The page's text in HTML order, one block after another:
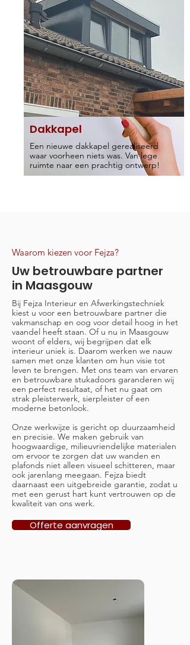
Dakkapel
Een nieuwe dakkapel gerealiseerd
waar voorheen niets was. Van lege
ruimte naar een prachtig ontwerp!
Waarom kiezen voor Fejza?
Uw betrouwbare partner
in Maasgouw
Bij Fejza Interieur en Afwerkingstechniek
kiest u voor een betrouwbare partner die
vakmanschap en oog voor detail hoog in het
vaandel heeft staan. Of u nu in Maasgouw
woont of elders, wij begrijpen dat elk
interieur uniek is. Daarom werken we nauw
samen met onze klanten om hun visie tot
leven te brengen. Met ons team van ervaren
en betrouwbare stukadoors garanderen wij
een perfect resultaat, of het nu gaat om
strak pleisterwerk, sierpleister of een
moderne betonlook.
Onze werkwijze is gericht op duurzaamheid
en precisie. We maken gebruik van
hoogwaardige, milieuvriendelijke materialen
om ervoor te zorgen dat uw wanden en
plafonds niet alleen visueel schitteren, maar
ook jarenlang meegaan. Fejza biedt
daarnaast een uitgebreide garantie, zodat u
met een gerust hart kunt vertrouwen op de
kwaliteit van ons werk.
Offerte aanvragen